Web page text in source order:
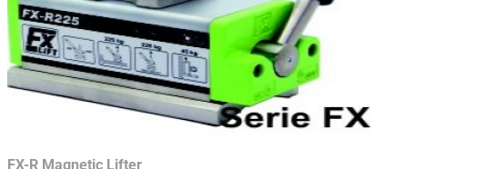
FX-R Magnetic Lifter